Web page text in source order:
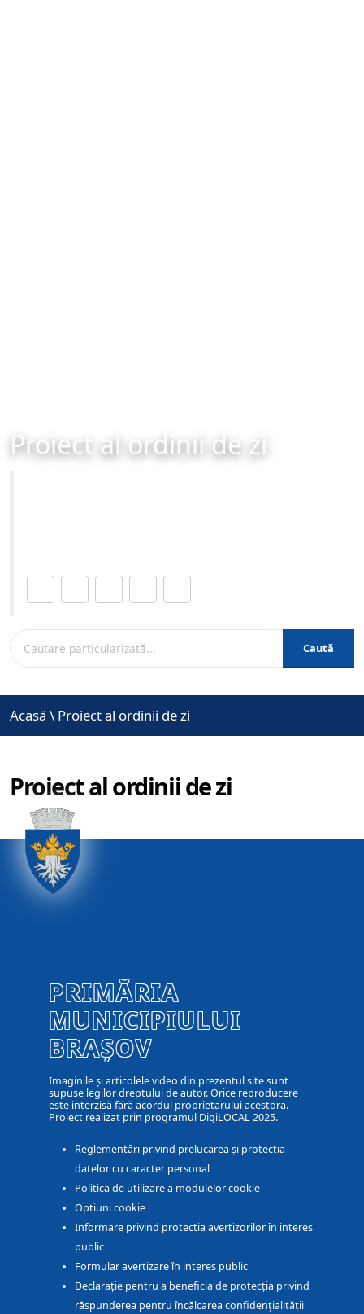
Proiect al ordinii de zi
Caută
Acasă \ Proiect al ordinii de zi
Proiect al ordinii de zi
PRIMĂRIA
MUNICIPIULUI
BRAȘOV
Imaginile și articolele video din prezentul site sunt
supuse legilor dreptului de autor. Orice reproducere
este interzisă fără acordul proprietarului acestora.
Proiect realizat prin programul DigiLOCAL 2025.
Reglementări privind prelucarea și protecția
datelor cu caracter personal
Politica de utilizare a modulelor cookie
Optiuni cookie
Informare privind protectia avertizorilor în interes
public
Formular avertizare în interes public
Declarație pentru a beneficia de protecția privind
răspunderea pentru încălcarea confidențialității